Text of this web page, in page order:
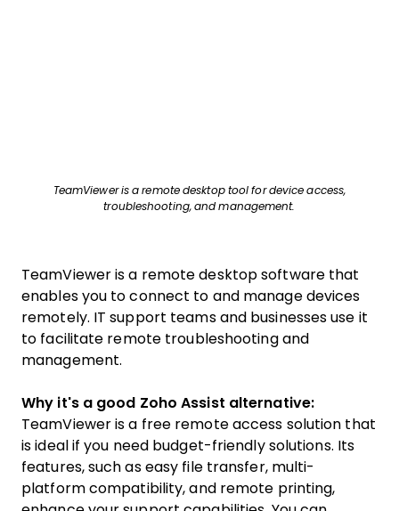
TeamViewer is a remote desktop tool for device access,
troubleshooting, and management.
TeamViewer is a remote desktop software that
enables you to connect to and manage devices
remotely. IT support teams and businesses use it
to facilitate remote troubleshooting and
management.
Why it's a good Zoho Assist alternative:
TeamViewer is a free remote access solution that
is ideal if you need budget-friendly solutions. Its
features, such as easy file transfer, multi-
platform compatibility, and remote printing,